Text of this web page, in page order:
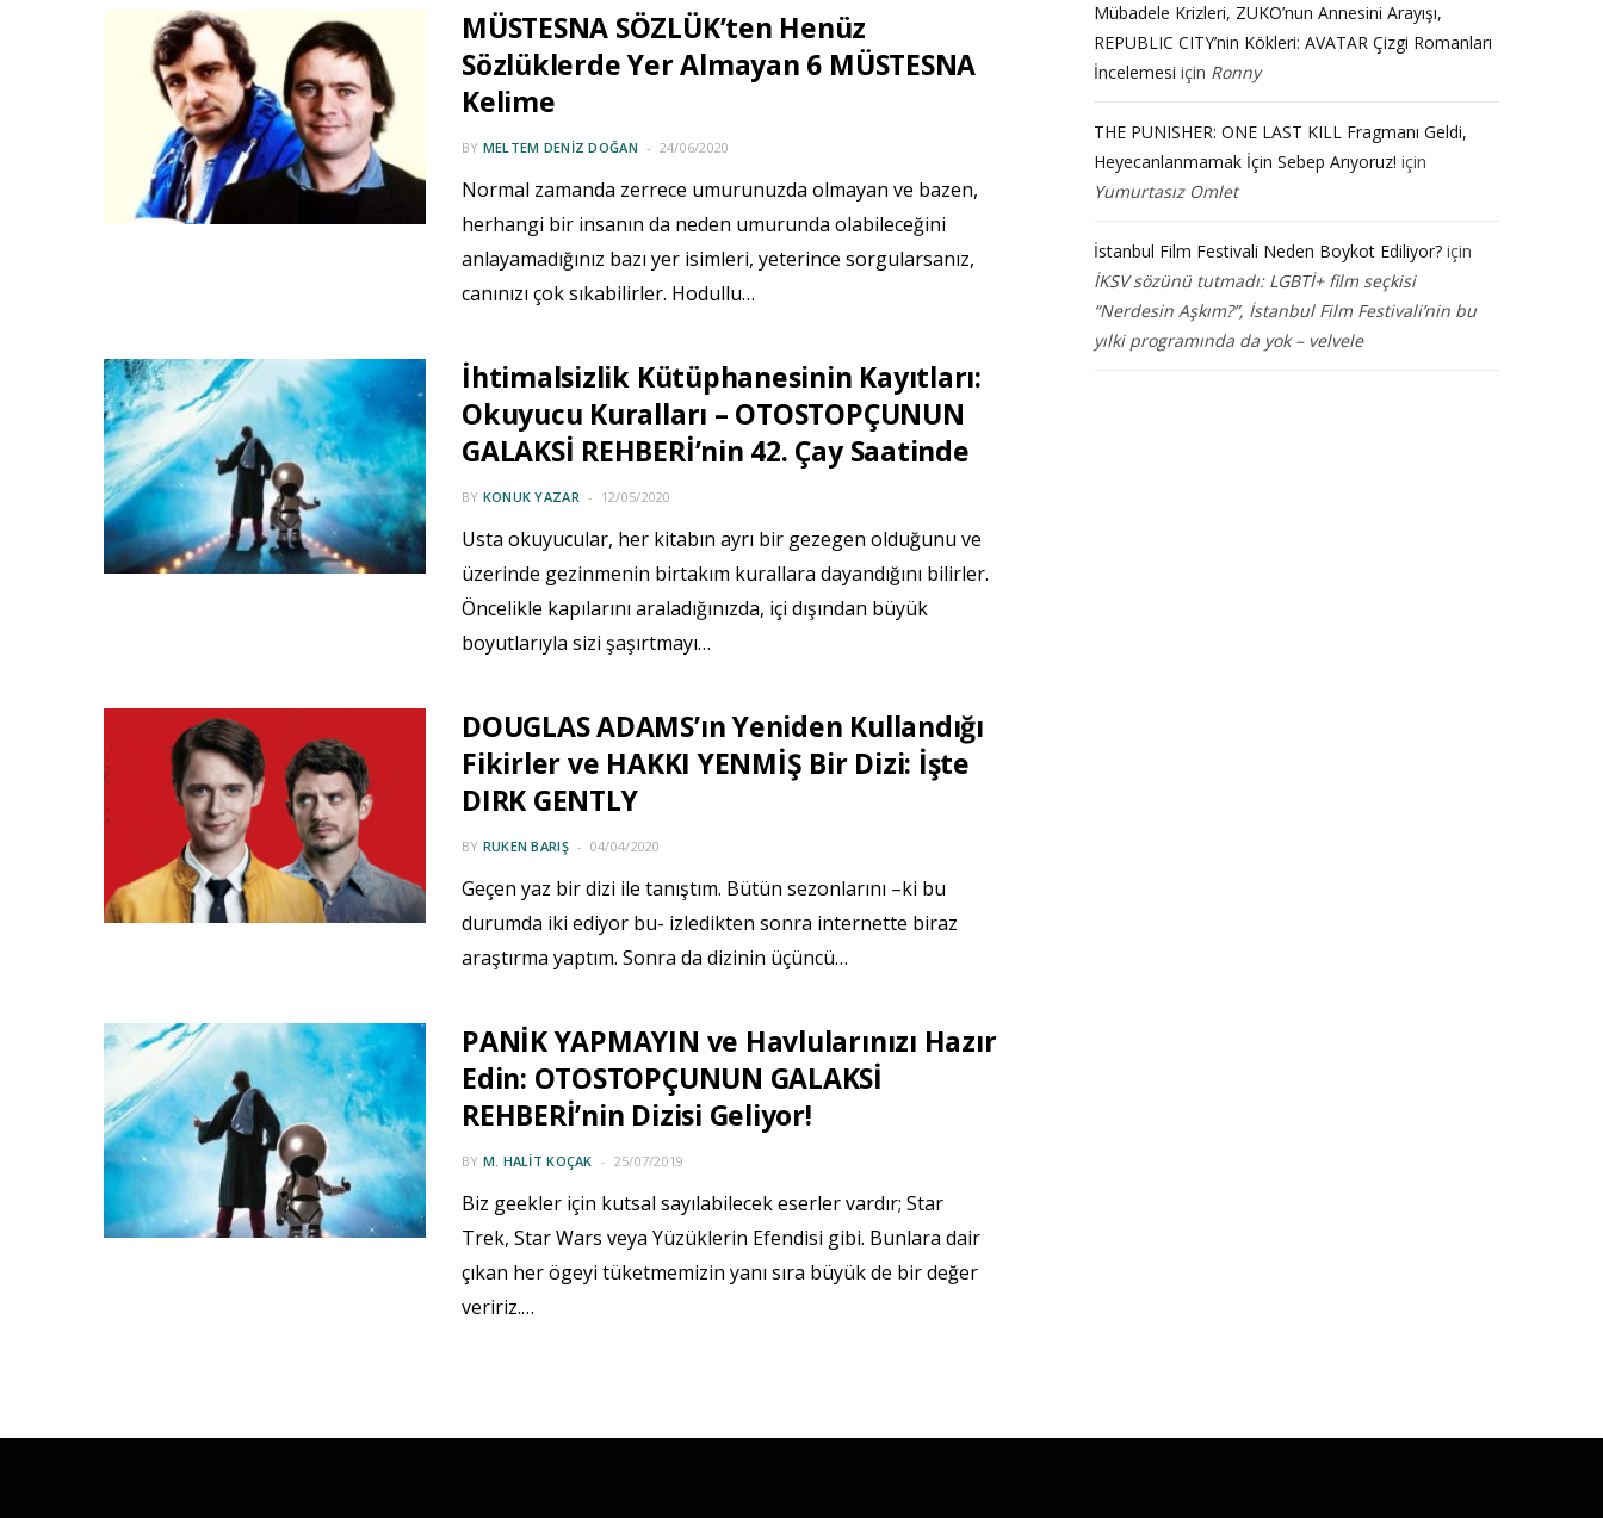
MÜSTESNA SÖZLÜK’ten Henüz
Sözlüklerde Yer Almayan 6 MÜSTESNA
Kelime
BY MELTEM DENIZ DOĞAN 24/06/2020
Normal zamanda zerrece umurunuzda olmayan ve bazen,
herhangi bir insanın da neden umurunda olabileceğini
anlayamadığınız bazı yer isimleri, yeterince sorgularsanız,
canınızı çok sıkabilirler. Hodullu…
İhtimalsizlik Kütüphanesinin Kayıtları:
Okuyucu Kuralları – OTOSTOPÇUNUN
GALAKSİ REHBERİ’nin 42. Çay Saatinde
BY KONUK YAZAR 12/05/2020
Usta okuyucular, her kitabın ayrı bir gezegen olduğunu ve
üzerinde gezinmenin birtakım kurallara dayandığını bilirler.
Öncelikle kapılarını araladığınızda, içi dışından büyük
boyutlarıyla sizi şaşırtmayı…
DOUGLAS ADAMS’ın Yeniden Kullandığı
Fikirler ve HAKKI YENMİŞ Bir Dizi: İşte
DIRK GENTLY
BY RUKEN BARIŞ 04/04/2020
Geçen yaz bir dizi ile tanıştım. Bütün sezonlarını –ki bu
durumda iki ediyor bu- izledikten sonra internette biraz
araştırma yaptım. Sonra da dizinin üçüncü…
PANİK YAPMAYIN ve Havlularınızı Hazır
Edin: OTOSTOPÇUNUN GALAKSİ
REHBERİ’nin Dizisi Geliyor!
BY M. HALIT KOÇAK 25/07/2019
Biz geekler için kutsal sayılabilecek eserler vardır; Star
Trek, Star Wars veya Yüzüklerin Efendisi gibi. Bunlara dair
çıkan her ögeyi tüketmemizin yanı sıra büyük de bir değer
veririz.…
Mübadele Krizleri, ZUKO’nun Annesini Arayışı,
REPUBLIC CITY’nin Kökleri: AVATAR Çizgi Romanları
İncelemesi için Ronny
THE PUNISHER: ONE LAST KILL Fragmanı Geldi,
Heyecanlanmamak İçin Sebep Arıyoruz! için
Yumurtasız Omlet
İstanbul Film Festivali Neden Boykot Ediliyor? için
İKSV sözünü tutmadı: LGBTİ+ film seçkisi
“Nerdesin Aşkım?”, İstanbul Film Festivali’nin bu
yılki programında da yok – velvele